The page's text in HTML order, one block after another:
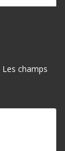
Les champs